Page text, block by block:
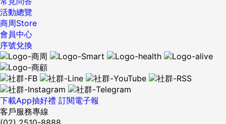
活動總覽
商周Store
會員中心
序號兌換
下載App抽好禮 訂閱電子報
客戶服務專線